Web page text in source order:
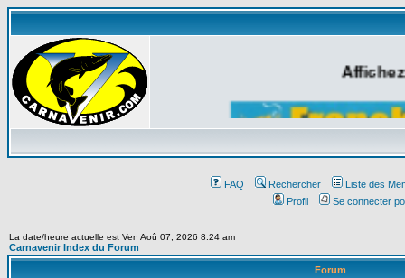
FAQ Rechercher
Liste des
Profil
Se connecter
La date/heure actuelle est Ven Aoû 07, 2026 8:24 am
Carnavenir Index du Forum
Forum